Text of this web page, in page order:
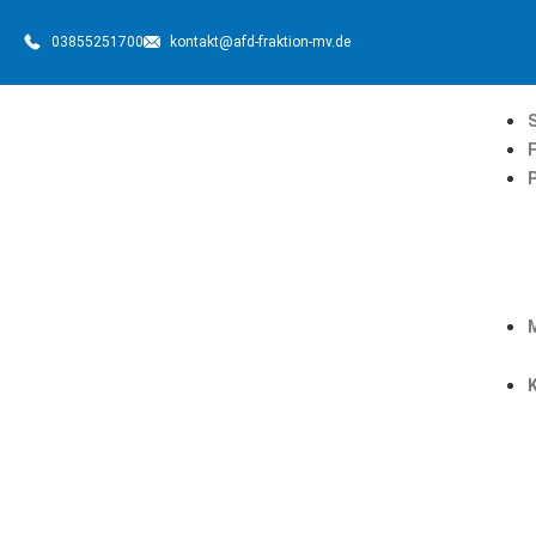
03855251700 kontakt@afd-fraktion-mv.de